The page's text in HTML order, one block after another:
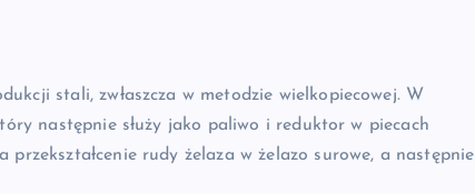
stali, zwłaszcza w metodzie wielkopiecowej. W
następnie służy jako paliwo i reduktor w piecach
rudy żelaza w żelazo surowe, a następnie